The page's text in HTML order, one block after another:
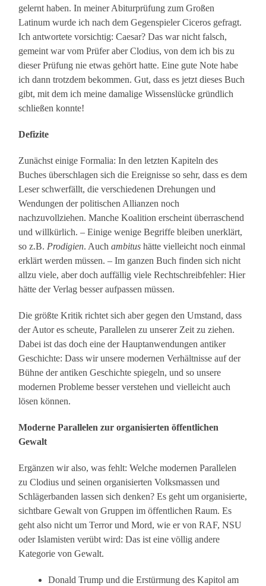
gelernt haben. In meiner Abiturprüfung zum Großen
Latinum wurde ich nach dem Gegenspieler Ciceros gefragt.
Ich antwortete vorsichtig: Caesar? Das war nicht falsch,
gemeint war vom Prüfer aber Clodius, von dem ich bis zu
dieser Prüfung nie etwas gehört hatte. Eine gute Note habe
ich dann trotzdem bekommen. Gut, dass es jetzt dieses Buch
gibt, mit dem ich meine damalige Wissenslücke gründlich
schließen konnte!
Defizite
Zunächst einige Formalia: In den letzten Kapiteln des
Buches überschlagen sich die Ereignisse so sehr, dass es dem
Leser schwerfällt, die verschiedenen Drehungen und
Wendungen der politischen Allianzen noch
nachzuvollziehen. Manche Koalition erscheint überraschend
und willkürlich. – Einige wenige Begriffe bleiben unerklärt,
so z.B.Prodigien. Auchambitushätte vielleicht noch einmal
erklärt werden müssen. – Im ganzen Buch finden sich nicht
allzu viele, aber doch auffällig viele Rechtschreibfehler: Hier
hätte der Verlag besser aufpassen müssen.
Die größte Kritik richtet sich aber gegen den Umstand, dass
der Autor es scheute, Parallelen zu unserer Zeit zu ziehen.
Dabei ist das doch eine der Hauptanwendungen antiker
Geschichte: Dass wir unsere modernen Verhältnisse auf der
Bühne der antiken Geschichte spiegeln, und so unsere
modernen Probleme besser verstehen und vielleicht auch
lösen können.
Moderne Parallelen zur organisierten öffentlichen
Gewalt
Ergänzen wir also, was fehlt: Welche modernen Parallelen
zu Clodius und seinen organisierten Volksmassen und
Schlägerbanden lassen sich denken? Es geht um organisierte,
sichtbare Gewalt von Gruppen im öffentlichen Raum. Es
geht also nicht um Terror und Mord, wie er von RAF, NSU
oder Islamisten verübt wird: Das ist eine völlig andere
Kategorie von Gewalt.
Donald Trump und die Erstürmung des Kapitol am